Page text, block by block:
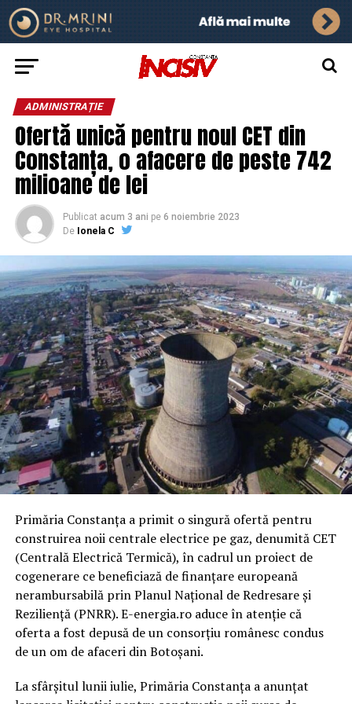
ADMINISTRAȚIE
Ofertă unică pentru noul CET din
Constanța, o afacere de peste 742
milioane de lei
Publicat acum 3 ani pe 6 noiembrie 2023
De Ionela C
Primăria Constanța a primit o singură ofertă pentru
construirea noii centrale electrice pe gaz, denumită CET
(Centrală Electrică Termică), în cadrul un proiect de
cogenerare ce beneficiază de finanțare europeană
nerambursabilă prin Planul Național de Redresare și
Reziliență (PNRR). E-energia.ro aduce în atenție că
oferta a fost depusă de un consorțiu românesc condus
de un om de afaceri din Botoșani.
La sfârșitul lunii iulie, Primăria Constanța a anunțat